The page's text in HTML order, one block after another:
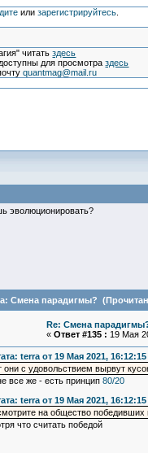
или зарегистрируйтесь.
читатьздесь
для просмотраздесь
quantmag@mail.ru
эволюционировать?
Смена парадигмы?
Re: Смена
« Ответ #135 : 19 Мая
terra от 19 Мая 2021, 16:12:15
они с удовольствием вырвут
все же - есть принцип 80/20
terra от 19 Мая 2021, 16:12:15
на общество победивших
что считать победой